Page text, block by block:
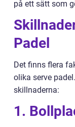
på ett sätt som
Padel
Det finns flera
olika serve
skillnaderna:
1.